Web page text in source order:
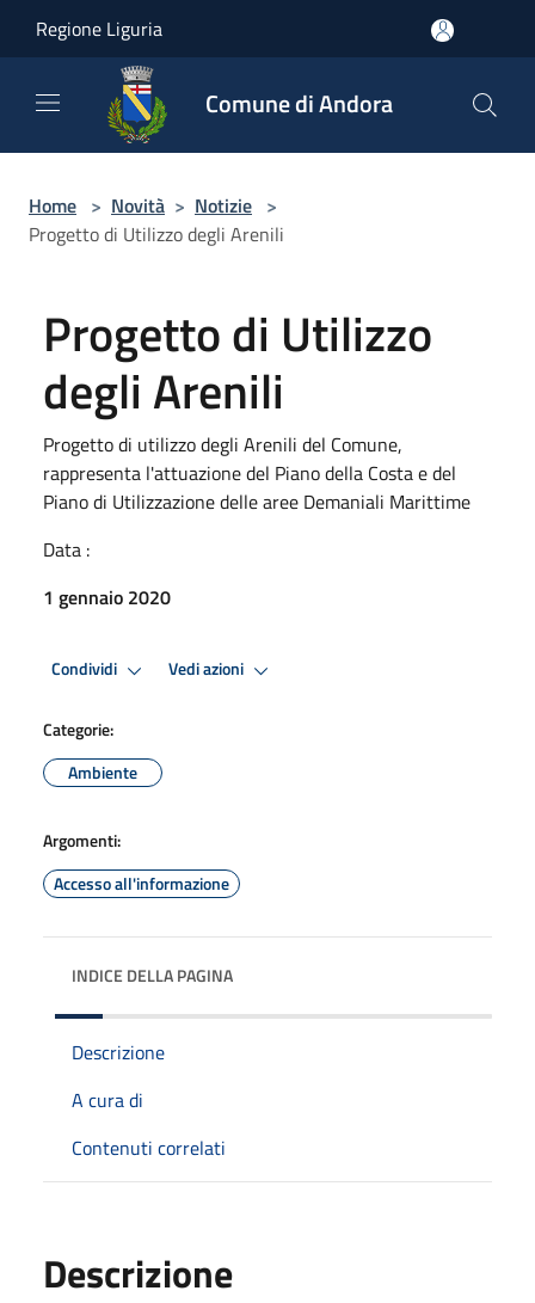
Regione Liguria
Comune di Andora
Home > Novità > Notizie >
Progetto di Utilizzo degli Arenili
Progetto di Utilizzo
degli Arenili
Progetto di utilizzo degli Arenili del Comune,
rappresenta l'attuazione del Piano della Costa e del
Piano di Utilizzazione delle aree Demaniali Marittime
Data :
1 gennaio 2020
Condividi Vedi azioni
Categorie:
Ambiente
Argomenti:
Accesso all'informazione
INDICE DELLA PAGINA
Descrizione
A cura di
Contenuti correlati
Descrizione